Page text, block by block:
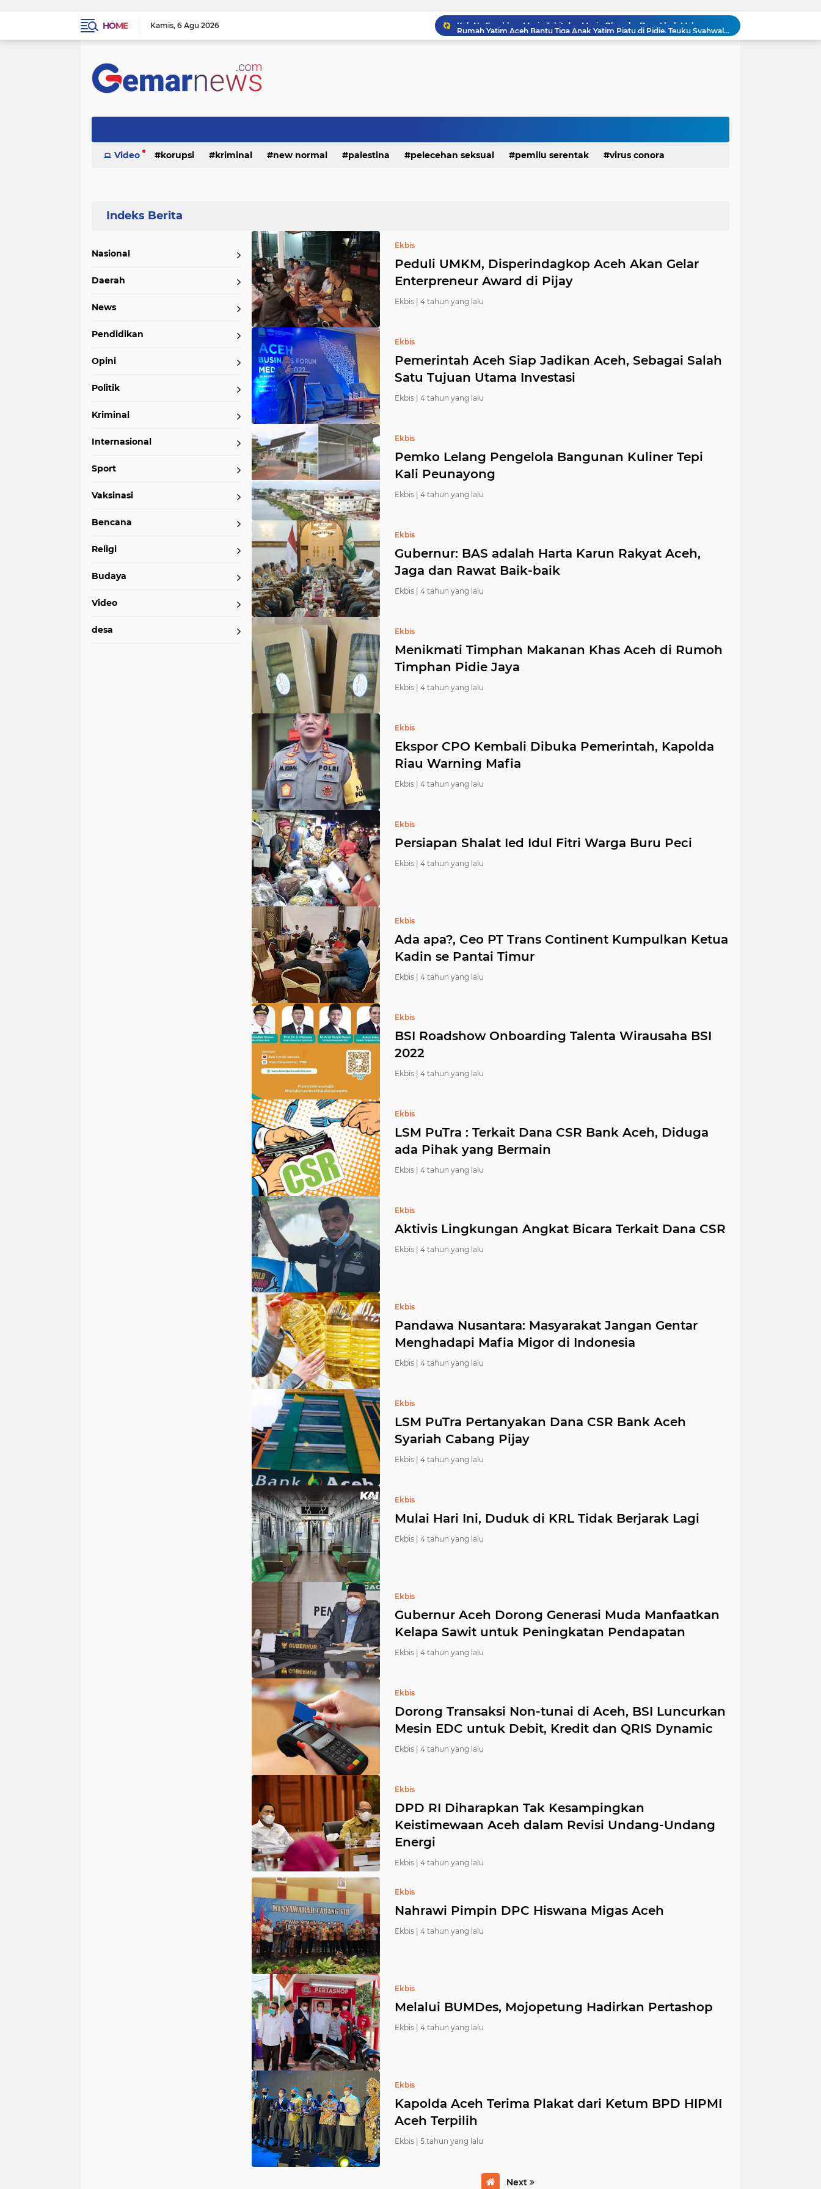
HOME Kamis 6 Agu 2026
Rumah Tinggal Pondasi, Korban Banjir Arabungong Belum Terima Bantuan Pascabencana November 2025.
Berkunjung ke SD Negeri 7 Simeulue Barat, Kak Na Ajak Siswa Gemar Makan Ikan.
Kak Na Serahkan Mesin Jahit dan Mesin Obras ke Desa Lhok Makmur.
Video korupsi kriminal new normal palestina pelecehan seksual pemilu serentak virus conora
Nasional
Daerah
News
Pendidikan
Opini
Politik
Kriminal
Internasional
Sport
Vaksinasi
Bencana
Religi
Budaya
Video
desa
Ekbis
Peduli UMKM, Disperindagkop Aceh Akan Gelar
Enterpreneur Award di Pijay
Ekbis | 4 tahun yang lalu
Ekbis
Pemerintah Aceh Siap Jadikan Aceh, Sebagai Salah
Satu Tujuan Utama Investasi
Ekbis | 4 tahun yang lalu
Ekbis
Pemko Lelang Pengelola Bangunan Kuliner Tepi
Kali Peunayong
Ekbis | 4 tahun yang lalu
Ekbis
Gubernur: BAS adalah Harta Karun Rakyat Aceh,
Jaga dan Rawat Baik-baik
Ekbis | 4 tahun yang lalu
Ekbis
Menikmati Timphan Makanan Khas Aceh di Rumoh
Timphan Pidie Jaya
Ekbis | 4 tahun yang lalu
Ekbis
Ekspor CPO Kembali Dibuka Pemerintah, Kapolda
Riau Warning Mafia
Ekbis | 4 tahun yang lalu
Ekbis
Persiapan Shalat Ied Idul Fitri Warga Buru Peci
Ekbis | 4 tahun yang lalu
Ekbis
Ada apa?, Ceo PT Trans Continent Kumpulkan Ketua
Kadin se Pantai Timur
Ekbis | 4 tahun yang lalu
Ekbis
BSI Roadshow Onboarding Talenta Wirausaha BSI
2022
Ekbis | 4 tahun yang lalu
Ekbis
LSM PuTra : Terkait Dana CSR Bank Aceh, Diduga
ada Pihak yang Bermain
Ekbis | 4 tahun yang lalu
Ekbis
Aktivis Lingkungan Angkat Bicara Terkait Dana CSR
Ekbis | 4 tahun yang lalu
Ekbis
Pandawa Nusantara: Masyarakat Jangan Gentar
Menghadapi Mafia Migor di Indonesia
Ekbis | 4 tahun yang lalu
Ekbis
LSM PuTra Pertanyakan Dana CSR Bank Aceh
Syariah Cabang Pijay
Ekbis | 4 tahun yang lalu
Ekbis
Mulai Hari Ini, Duduk di KRL Tidak Berjarak Lagi
Ekbis | 4 tahun yang lalu
Ekbis
Gubernur Aceh Dorong Generasi Muda Manfaatkan
Kelapa Sawit untuk Peningkatan Pendapatan
Ekbis | 4 tahun yang lalu
Ekbis
Dorong Transaksi Non-tunai di Aceh, BSI Luncurkan
Mesin EDC untuk Debit, Kredit dan QRIS Dynamic
Ekbis | 4 tahun yang lalu
Ekbis
DPD RI Diharapkan Tak Kesampingkan
Keistimewaan Aceh dalam Revisi Undang-Undang
Energi
Ekbis | 4 tahun yang lalu
Ekbis
Nahrawi Pimpin DPC Hiswana Migas Aceh
Ekbis | 4 tahun yang lalu
Ekbis
Melalui BUMDes, Mojopetung Hadirkan Pertashop
Ekbis | 4 tahun yang lalu
Ekbis
Kapolda Aceh Terima Plakat dari Ketum BPD HIPMI
Aceh Terpilih
Ekbis | 5 tahun yang lalu
Next